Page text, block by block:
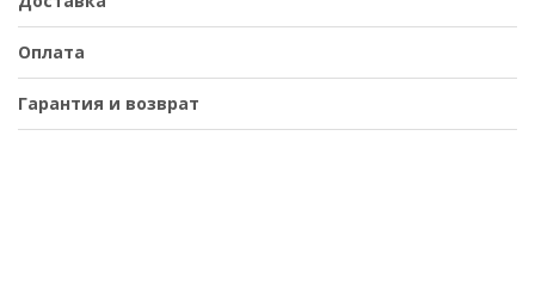
Оплата
Гарантия и возврат